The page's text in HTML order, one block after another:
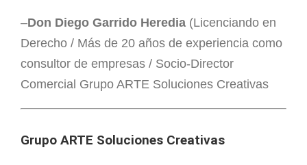
–Don Diego Garrido Heredia (Licenciando en
Derecho / Más de 20 años de experiencia como
consultor de empresas / Socio-Director
Comercial Grupo ARTE Soluciones Creativas
Grupo ARTE Soluciones Creativas